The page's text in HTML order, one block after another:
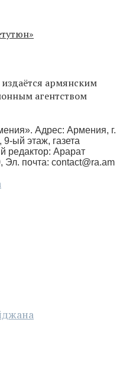
армянским
агентством
Адрес: Армения, г.
ый этаж, газета
редактор: Арарат
Эл. почта: contact@ra.am